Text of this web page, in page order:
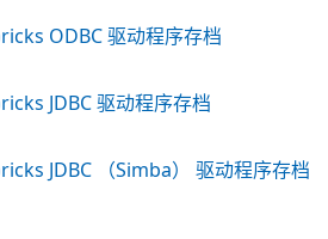
ODBC 驱动程序存档
JDBC 驱动程序存档
JDBC （Simba） 驱动程序存档